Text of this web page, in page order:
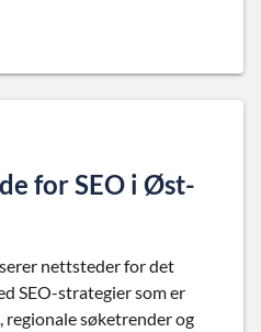
for SEO i Øst-
nettsteder for det
SEO-strategier som er
søketrender og